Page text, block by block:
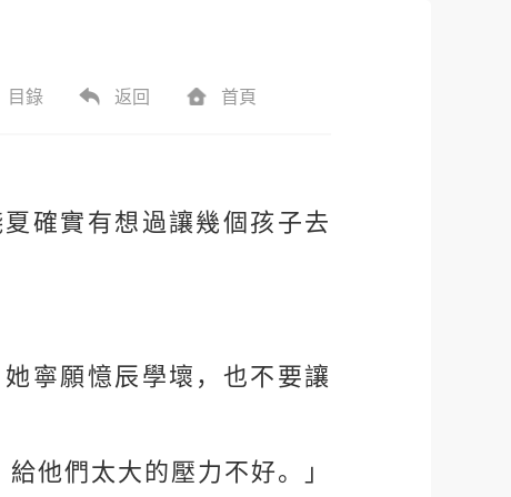
目錄 返回 首頁
確實有想過讓幾個孩子去
寧願憶辰學壞，也不要讓
他們太大的壓力不好。」